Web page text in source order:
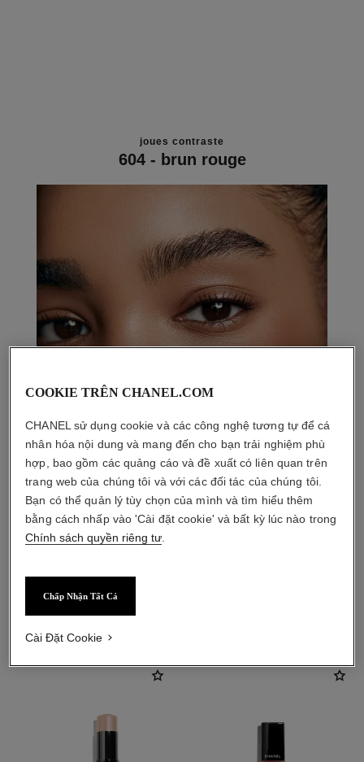
joues contraste
604 - brun rouge
COOKIE TRÊN CHANEL.COM
CHANEL sử dụng cookie và các công nghệ tương tự để cá
nhân hóa nội dung và mang đến cho bạn trải nghiệm phù
hợp, bao gồm các quảng cáo và đề xuất có liên quan trên
trang web của chúng tôi và với các đối tác của chúng tôi.
Bạn có thể quản lý tùy chọn của mình và tìm hiểu thêm
bằng cách nhấp vào 'Cài đặt cookie' và bất kỳ lúc nào trong
Chính sách quyền riêng tư
Chấp Nhận Tất Cả
Cài Đặt Cookie